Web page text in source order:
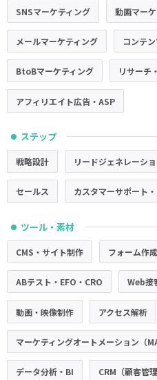
SNSマーケティング 動画マー
メールマーケティング コンテ
BtoBマーケティング リサーチ
アフィリエイト広告・ASP
● ステップ
戦略設計 リードジェネレーシ
セールス カスタマーサポート
● ツール・素材
CMS・サイト制作 フォーム作成
ABテスト・EFO・CRO Web接
動画・映像制作 アクセス解析
マーケティングオートメーション（MA
データ分析・BI CRM（顧客管理